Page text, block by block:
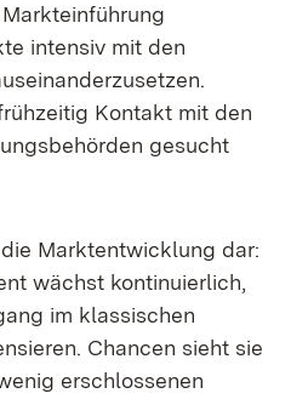
intensiv mit den
Kontakt mit den
gesucht
Marktentwicklung dar:
wächst kontinuierlich,
im klassischen
Chancen sieht sie
erschlossenen